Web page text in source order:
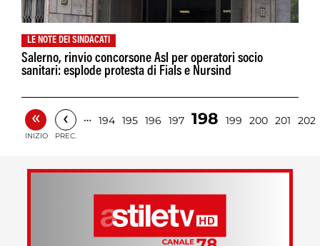
LE NOTE DEI SINDACATI
Salerno, rinvio concorsone Asl per operatori socio
sanitari: esplode protesta di Fials e Nursind
«
INIZIO
‹
PREC.
… 194 195 196 197 198 199 200 201 202